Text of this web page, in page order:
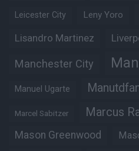
Leicester City Leny Yoro
Lisandro Martinez
Manchester City
Manuel Ugarte
Marcel Sabitzer Marcus
Mason Greenwood